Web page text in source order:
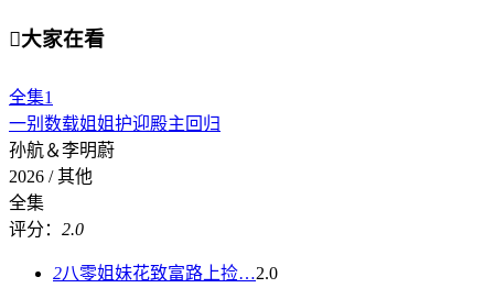
大家在看
全集1
一别数载姐姐护迎殿主回归
孙航＆李明蔚
2026 / 其他
全集
评分： 2.0
2八零姐妹花致富路上捡…2.0